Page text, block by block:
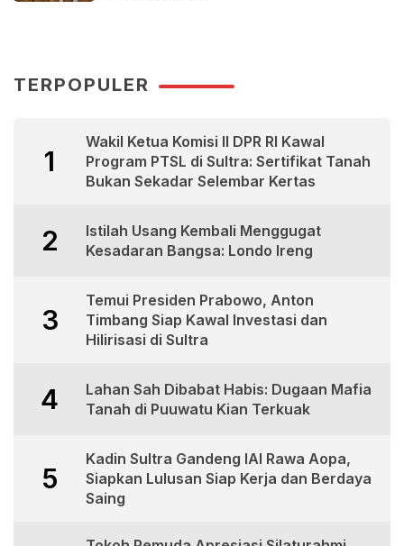
TERPOPULER
1
Wakil Ketua Komisi II DPR RI Kawal
Program PTSL di Sultra: Sertifikat Tanah
Bukan Sekadar Selembar Kertas
2
Istilah Usang Kembali Menggugat
Kesadaran Bangsa: Londo Ireng
3
Temui Presiden Prabowo, Anton
Timbang Siap Kawal Investasi dan
Hilirisasi di Sultra
4
Lahan Sah Dibabat Habis: Dugaan Mafia
Tanah di Puuwatu Kian Terkuak
5
Kadin Sultra Gandeng IAI Rawa Aopa,
Siapkan Lulusan Siap Kerja dan Berdaya
Saing